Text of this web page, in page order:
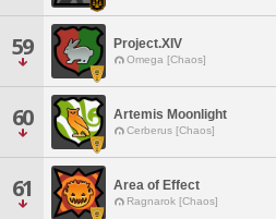
59 Project.XIV
Omega [Chaos]
60 Artemis Moonlight
Cerberus [Chaos]
61 Area of Effect
Ragnarok [Chaos]